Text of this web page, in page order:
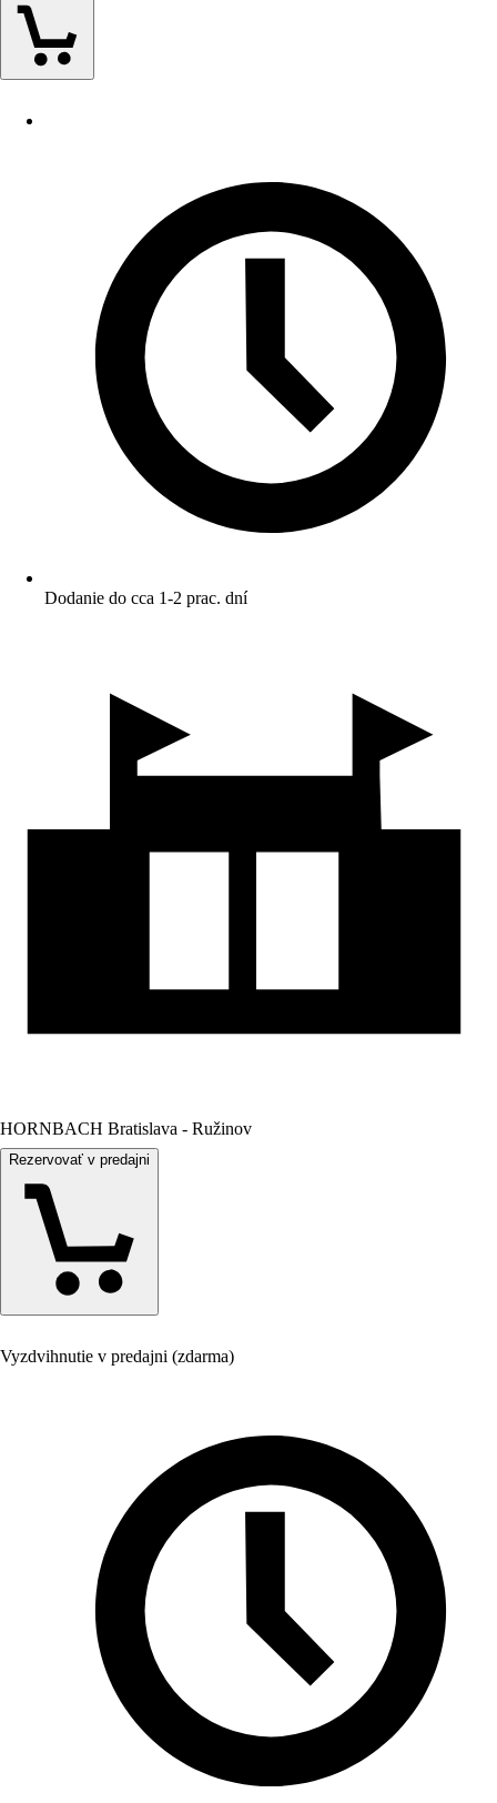
Dodanie do cca 1-2 prac. dní
HORNBACH Bratislava - Ružinov
Rezervovať v predajni
Vyzdvihnutie v predajni (zdarma)